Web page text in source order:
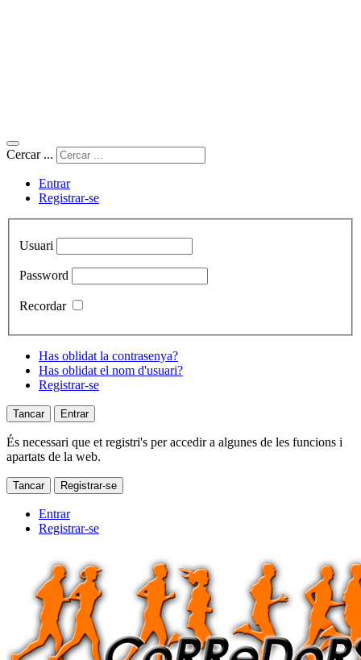
Cercar ...
Entrar
Registrar-se
Usuari
Password
Recordar
Has oblidat la contrasenya?
Has oblidat el nom d'usuari?
Registrar-se
Tancar Entrar
És necessari que et registri's per accedir a algunes de les funcions i
apartats de la web.
Tancar Registrar-se
Entrar
Registrar-se